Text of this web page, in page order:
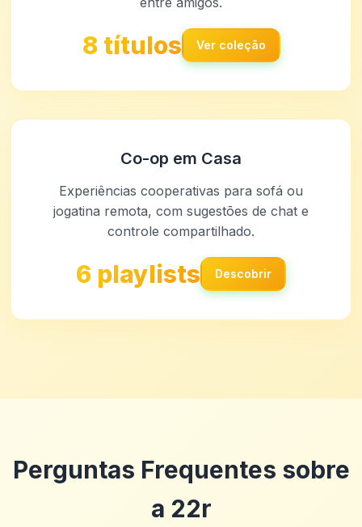
8 títulos Ver coleção
Co-op em Casa
Experiências cooperativas para sofá ou
jogatina remota, com sugestões de chat e
controle compartilhado.
6 playlists Descobrir
Perguntas Frequentes sobre
a 22r